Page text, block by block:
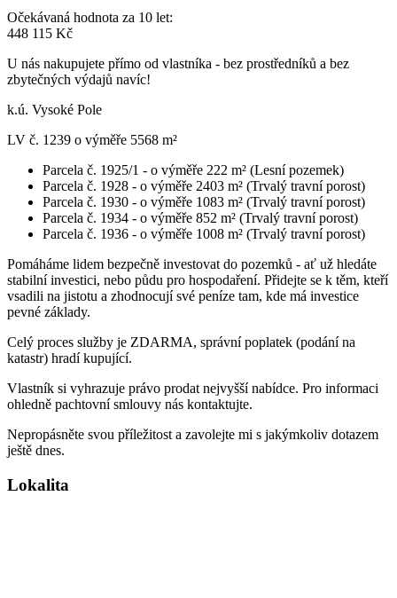
Očekávaná hodnota za 10 let:
448 115 Kč
U nás nakupujete přímo od vlastníka - bez prostředníků a bez
zbytečných výdajů navíc!
k.ú. Vysoké Pole
LV č. 1239 o výměře 5568 m²
Parcela č. 1925/1 - o výměře 222 m² (Lesní pozemek)
Parcela č. 1928 - o výměře 2403 m² (Trvalý travní porost)
Parcela č. 1930 - o výměře 1083 m² (Trvalý travní porost)
Parcela č. 1934 - o výměře 852 m² (Trvalý travní porost)
Parcela č. 1936 - o výměře 1008 m² (Trvalý travní porost)
Pomáháme lidem bezpečně investovat do pozemků - ať už hledáte
stabilní investici, nebo půdu pro hospodaření. Přidejte se k těm, kteří
vsadili na jistotu a zhodnocují své peníze tam, kde má investice
pevné základy.
Celý proces služby je ZDARMA, správní poplatek (podání na
katastr) hradí kupující.
Vlastník si vyhrazuje právo prodat nejvyšší nabídce. Pro informaci
ohledně pachtovní smlouvy nás kontaktujte.
Nepropásněte svou příležitost a zavolejte mi s jakýmkoliv dotazem
ještě dnes.
Lokalita